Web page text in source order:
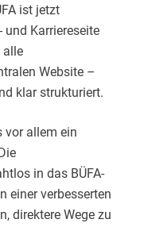
ist jetzt
Karriereseite
alle
Website –
klar strukturiert.
vor allem ein
in das BÜFA-
einer verbesserten
direktere Wege zu